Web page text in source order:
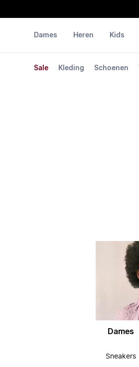
Dames
Sale Kleding Schoenen
Heren Kids
Dames
Sneakers